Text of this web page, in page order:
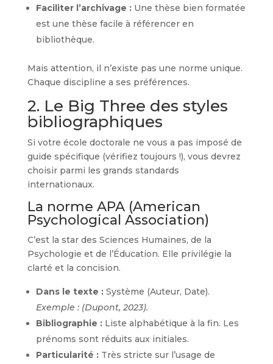
Faciliter l’archivage :Une thèse bien formatée
est une thèse facile à référencer en
bibliothèque.
Mais attention, il n’existe pas une norme unique.
Chaque discipline a ses préférences.
2. Le Big Three des styles
bibliographiques
Si votre école doctorale ne vous a pas imposé de
guide spécifique (vérifiez toujours !), vous devrez
choisir parmi les grands standards
internationaux.
La norme APA (American
Psychological Association)
C’est la star des Sciences Humaines, de la
Psychologie et de l’Éducation. Elle privilégie la
clarté et la concision.
Dans le texte :Système (Auteur, Date).
Exemple : (Dupont, 2023).
Bibliographie :Liste alphabétique à la fin. Les
prénoms sont réduits aux initiales.
Particularité :Très stricte sur l’usage de